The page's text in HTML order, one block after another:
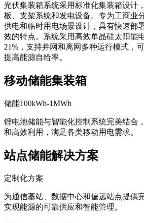
光伏集装箱系统采用标准化集装箱设计
板、支架系统和发电设备。专为工商业
供电和临时用电场景设计，具有快速部
效的特点。系统采用高效单晶硅太阳能
21%，支持并网和离网多种运行模式，
提高能源自给率。
移动储能集装箱
储能100kWh-1MWh
锂电池储能与智能化控制系统完美结合
和高效利用，满足各类移动用电需求。
站点储能解决方案
定制化方案
为通信基站、数据中心和偏远站点提供
实现能源的可靠供应和智能管理。